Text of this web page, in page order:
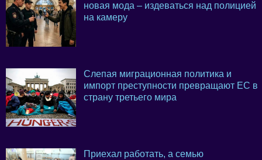
новая мода – издеваться над полицией
на камеру
Слепая миграционная политика и
импорт преступности превращают ЕС в
страну третьего мира
Приехал работать, а семью